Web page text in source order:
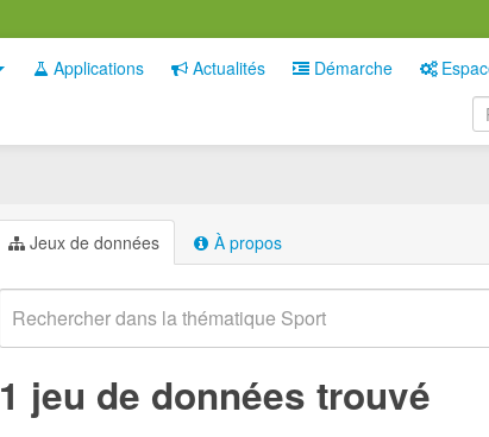
Applications Actualités Démarche
Jeux de données À propos
1 jeu de données trouvé